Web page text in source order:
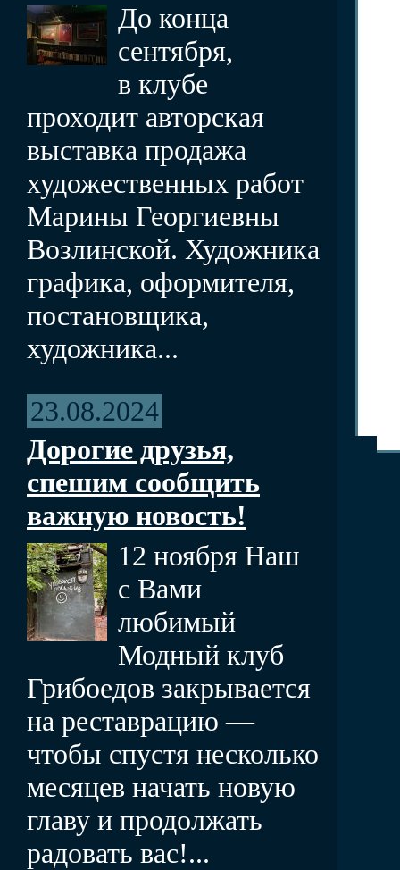
До конца
сентября,
в клубе
проходит авторская
выставка продажа
художественных работ
Марины Георгиевны
Возлинской. Художника
графика, оформителя,
постановщика,
художника...
23.08.2024
Дорогие друзья,
спешим сообщить
важную новость!
12 ноября Наш
с Вами
любимый
Модный клуб
Грибоедов закрывается
на реставрацию —
чтобы спустя несколько
месяцев начать новую
главу и продолжать
радовать вас!...